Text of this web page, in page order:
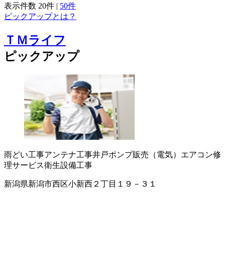
表示件数 20件 | 50件
ピックアップとは？
ＴＭライフ
ピックアップ
雨どい工事アンテナ工事井戸ポンプ販売（電気） エアコン修
理サービス衛生設備工事
新潟県新潟市西区小新西２丁目１９－３１